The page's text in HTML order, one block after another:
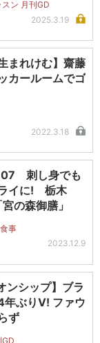
ン 月刊GD
2025.3.19
まれけむ】齋藤
カールームでゴ
2022.3.18
刺し身でも
イに! 栃木
の森御膳」
事
2023.12.9
ンシップ】ブラ
年ぶりV! ファウ
ず